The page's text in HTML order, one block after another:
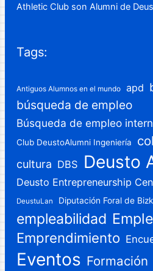
Athletic Club son Alumni de
Tags:
Antiguos Alumnos en el mundo apd
búsqueda de empleo
Búsqueda de empleo
Club DeustoAlumni Ingeniería
cultura DBS Deusto
Deusto Entrepreneurship
DeustuLan Diputación Foral de
empleabilidad
Emprendimiento
Eventos Formación